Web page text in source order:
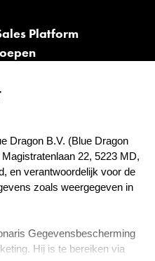
Platform
ons
Dragon B.V. (Blue Dragon
22, 5223 MD,
en verantwoordelijk voor de
zoals weergegeven in
Gegevensbescherming
Hij is te bereiken via